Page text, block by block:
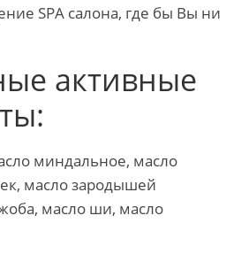
SPA салона, где бы Вы ни
активные
миндальное, масло
масло зародышей
масло ши, масло